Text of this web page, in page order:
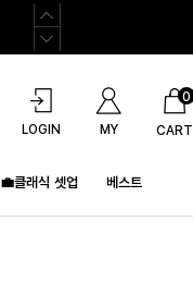
LOGIN MY CART
0
💼클래식 셋업 베스트